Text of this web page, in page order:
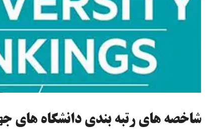
شاخصه های رتبه بندی دانشگاه های